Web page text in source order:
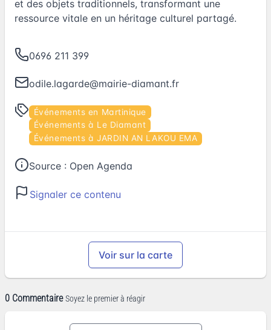
et des objets traditionnels, transformant une
ressource vitale en un héritage culturel partagé.
0696 211 399
odile.lagarde@mairie-diamant.fr
Événements en Martinique
Événements à Le Diamant
Événements à JARDIN AN LAKOU EMA
Source : Open Agenda
Signaler ce contenu
Voir sur la carte
0 Commentaire Soyez le premier à réagir